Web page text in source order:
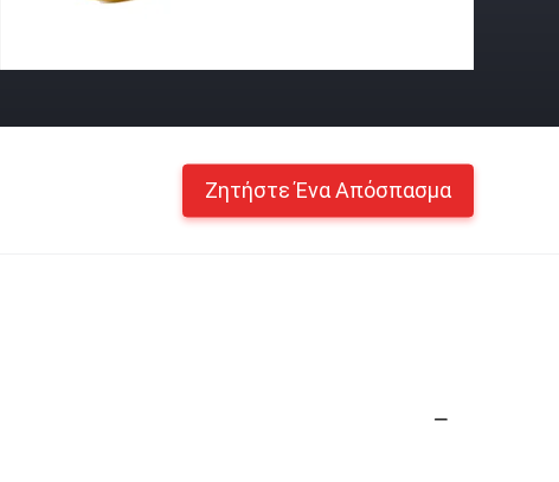
Ζητήστε Ένα Απόσπασμα